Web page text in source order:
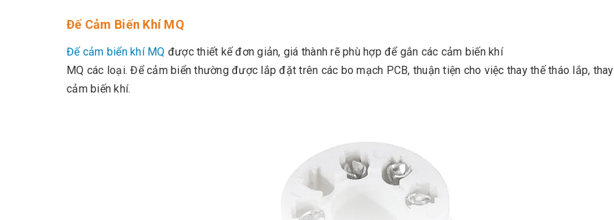
Đế Cảm Biến Khí MQ
Đế cảm biển khí MQ được thiết kế đơn giản, giá thành rẽ phù hợp để gắn các cảm biến khí
MQ các loại. Để cảm biển thường được lắp đặt trên các bo mạch PCB, thuận tiện cho việc thay thế tháo lắp,
cảm biến khí.